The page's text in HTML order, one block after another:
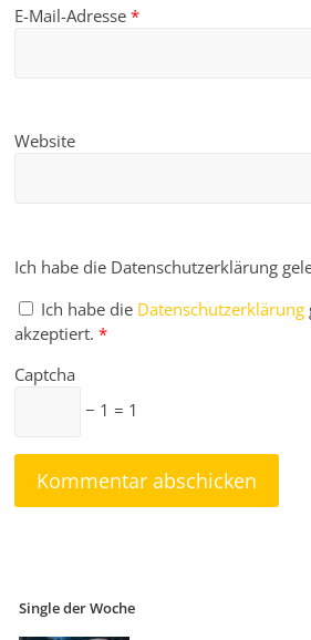
E-Mail-Adresse*
Website
Ich habe die Datenschutzerklärung
Ich habe die Datenschutzerklärung
akzeptiert. *
Captcha
− 1 = 1
Single der Woche